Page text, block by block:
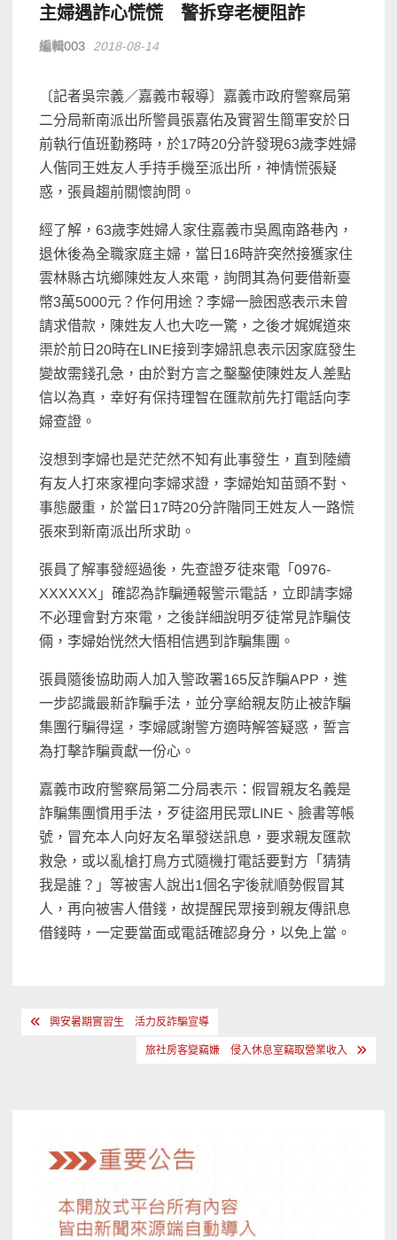
主婦遇詐心慌慌 警拆穿老梗阻詐
編輯003 2018-08-14
〔記者吳宗義／嘉義市報導〕嘉義市政府警察局第
二分局新南派出所警員張嘉佑及實習生簡軍安於日
前執行值班勤務時，於17時20分許發現63歲李姓婦
人偕同王姓友人手持手機至派出所，神情慌張疑
惑，張員趨前關懷詢問。
經了解，63歲李姓婦人家住嘉義市吳鳳南路巷內，
退休後為全職家庭主婦，當日16時許突然接獲家住
雲林縣古坑鄉陳姓友人來電，詢問其為何要借新臺
幣3萬5000元？作何用途？李婦一臉困惑表示未曾
請求借款，陳姓友人也大吃一驚，之後才娓娓道來
渠於前日20時在LINE接到李婦訊息表示因家庭發生
變故需錢孔急，由於對方言之鑿鑿使陳姓友人差點
信以為真，幸好有保持理智在匯款前先打電話向李
婦查證。
沒想到李婦也是茫茫然不知有此事發生，直到陸續
有友人打來家裡向李婦求證，李婦始知苗頭不對、
事態嚴重，於當日17時20分許階同王姓友人一路慌
張來到新南派出所求助。
張員了解事發經過後，先查證歹徒來電「0976-
XXXXXX」確認為詐騙通報警示電話，立即請李婦
不必理會對方來電，之後詳細說明歹徒常見詐騙伎
倆，李婦始恍然大悟相信遇到詐騙集團。
張員隨後協助兩人加入警政署165反詐騙APP，進
一步認識最新詐騙手法，並分享給親友防止被詐騙
集團行騙得逞，李婦感謝警方適時解答疑惑，誓言
為打擊詐騙貢獻一份心。
嘉義市政府警察局第二分局表示：假冒親友名義是
詐騙集團慣用手法，歹徒盜用民眾LINE、臉書等帳
號，冒充本人向好友名單發送訊息，要求親友匯款
救急，或以亂槍打鳥方式隨機打電話要對方「猜猜
我是誰？」等被害人說出1個名字後就順勢假冒其
人，再向被害人借錢，故提醒民眾接到親友傳訊息
借錢時，一定要當面或電話確認身分，以免上當。
文 興安暑期實習生 活力反詐騙宣導
旅社房客變竊嫌 侵入休息室竊取營業收入